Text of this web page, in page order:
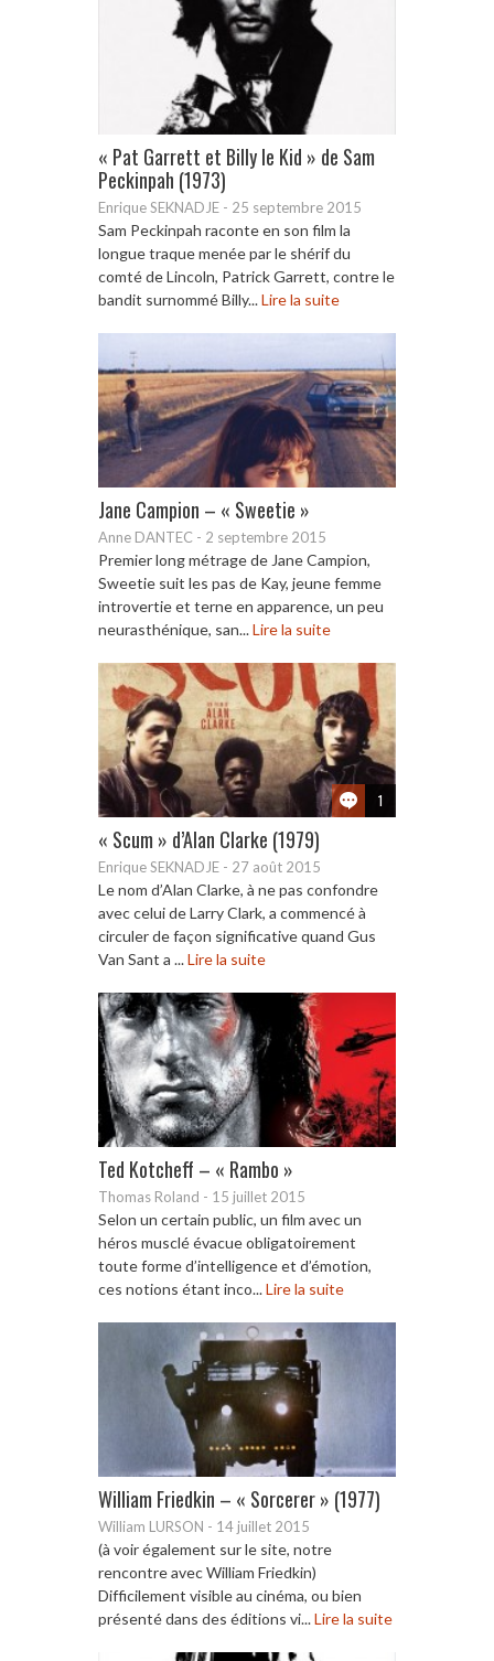
« Pat Garrett et Billy le Kid » de Sam
Peckinpah (1973)
Enrique SEKNADJE - 25 septembre 2015
Sam Peckinpah raconte en son film la
longue traque menée par le shérif du
comté de Lincoln, Patrick Garrett, contre le
bandit surnommé Billy...Lire la suite
Jane Campion – « Sweetie »
Anne DANTEC - 2 septembre 2015
Premier long métrage de Jane Campion,
Sweetie suit les pas de Kay, jeune femme
introvertie et terne en apparence, un peu
neurasthénique, san...Lire la suite
1
« Scum » d’Alan Clarke (1979)
Enrique SEKNADJE - 27 août 2015
Le nom d’Alan Clarke, à ne pas confondre
avec celui de Larry Clark, a commencé à
circuler de façon significative quand Gus
Van Sant a ...Lire la suite
Ted Kotcheff – « Rambo »
Thomas Roland - 15 juillet 2015
Selon un certain public, un film avec un
héros musclé évacue obligatoirement
toute forme d’intelligence et d’émotion,
ces notions étant inco...Lire la suite
William Friedkin – « Sorcerer » (1977)
William LURSON - 14 juillet 2015
(à voir également sur le site, notre
rencontre avec William Friedkin)
Difficilement visible au cinéma, ou bien
présenté dans des éditions vi...Lire la suite